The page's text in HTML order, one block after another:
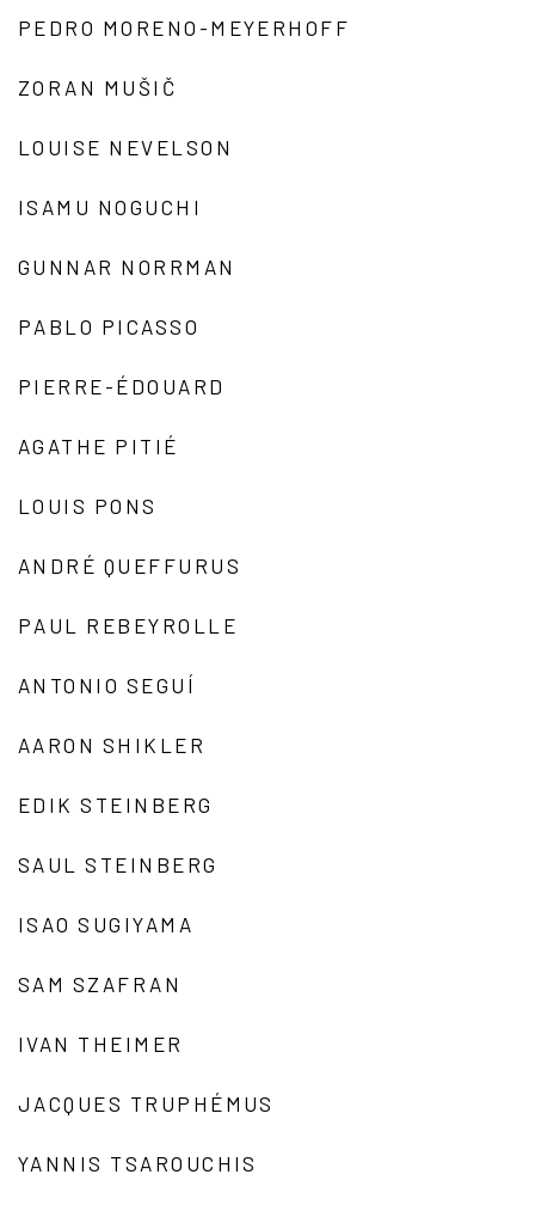
PEDRO MORENO-MEYERHOFF
ZORAN MUŠIČ
LOUISE NEVELSON
ISAMU NOGUCHI
GUNNAR NORRMAN
PABLO PICASSO
PIERRE-ÉDOUARD
AGATHE PITIÉ
LOUIS PONS
ANDRÉ QUEFFURUS
PAUL REBEYROLLE
ANTONIO SEGUÍ
AARON SHIKLER
EDIK STEINBERG
SAUL STEINBERG
ISAO SUGIYAMA
SAM SZAFRAN
IVAN THEIMER
JACQUES TRUPHÉMUS
YANNIS TSAROUCHIS